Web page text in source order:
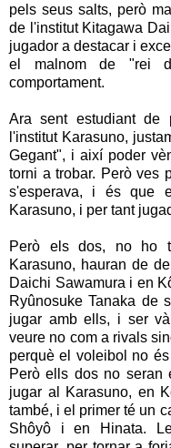
pels seus salts, però
de l'institut Kitagawa
jugador a destacar i
el malnom de "rei
comportament.
Ara sent estudiant de
l'institut Karasuno,
Gegant", i així poder
torni a trobar. Però ves
s'esperava, i és que
Karasuno, i per tant
Però els dos, no ho
Karasuno, hauran de
Daichi Sawamura i en
Ryûnosuke Tanaka de
jugar amb ells, i ser
veure no com a rivals
perquè el voleibol no
Però ells dos no seran
jugar al Karasuno, en
també, i el primer té un
Shôyô i en Hinata.